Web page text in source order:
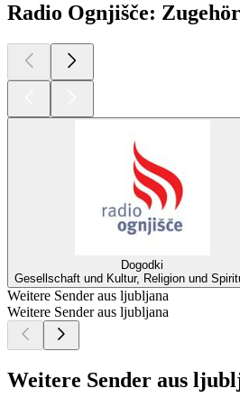
Radio Ognjišče:
Dogodki
Gesellschaft und Kultur, Religion und
Weitere Sender aus ljubljana
Weitere Sender aus ljubljana
Weitere Sender aus